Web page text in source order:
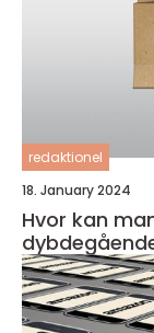
redaktionel
18. January 2024
Hvor kan